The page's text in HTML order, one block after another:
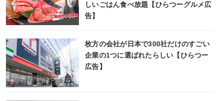
しいごはん食べ放題【ひらつーグルメ広
告】
枚方の会社が日本で300社だけのすごい
企業の1つに選ばれたらしい【ひらつー
広告】